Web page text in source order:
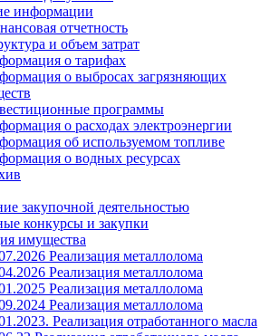
информации
отчетность
и объем затрат
о тарифах
о выбросах загрязняющих
программы
о расходах электроэнергии
об используемом топливе
о водных ресурсах
закупочной деятельностью
конкурсы и закупки
имущества
Реализация металлолома
Реализация металлолома
Реализация металлолома
Реализация металлолома
Реализация отработанного масла